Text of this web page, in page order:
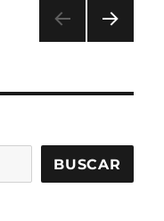
NA
BUSCAR